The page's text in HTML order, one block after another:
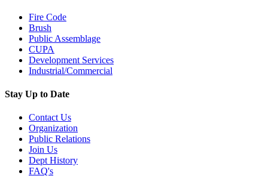
Fire Code
Brush
Public Assemblage
CUPA
Development Services
Industrial/Commercial
Stay Up to Date
Contact Us
Organization
Public Relations
Join Us
Dept History
FAQ's